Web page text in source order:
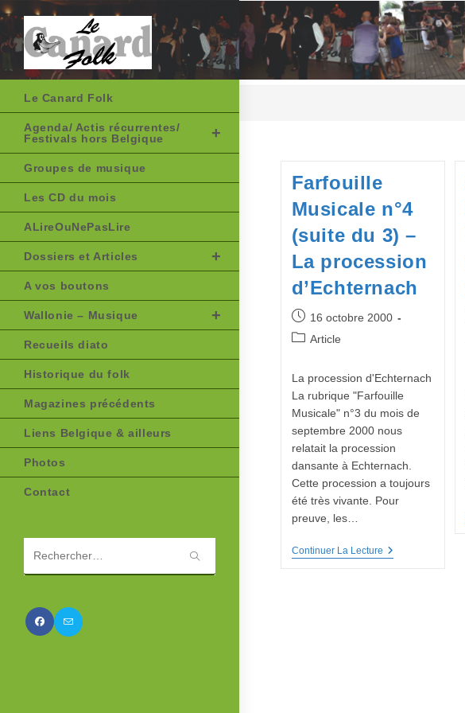
to
content
Le Canard Folk
Agenda/ Actis récurrentes/
Festivals hors Belgique
Groupes de musique
Les CD du mois
ALireOuNePasLire
Dossiers et Articles
A vos boutons
Wallonie – Musique
Recueils diato
Historique du folk
Magazines précédents
Liens Belgique & ailleurs
Photos
Contact
Rechercher
sur
site
Farfouille
Musicale n°4
(suite du 3) –
La procession
d’Echternach
Publication
publiée :
16 octobre 2000
PostArticle
La procession d'Echternach
La rubrique "Farfouille
Musicale" n°3 du mois de
septembre 2000 nous
relatait la procession
dansante à Echternach.
Cette procession a toujours
été très vivante. Pour
preuve, les…
Continuer La LectureFarfouille